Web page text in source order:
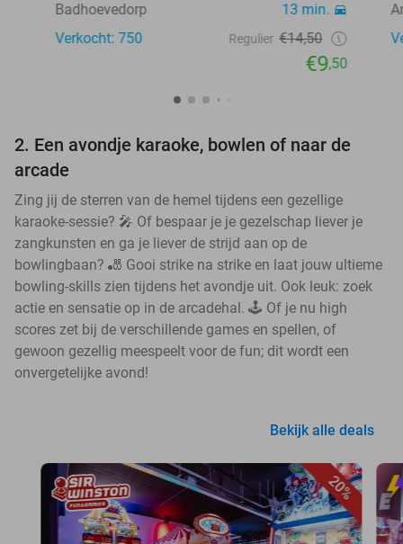
Badhoevedorp
13 min.
Verkocht: 750
Regulier €14,50
€9,50
2. Een avondje karaoke, bowlen of naar de
arcade
Zing jij de sterren van de hemel tijdens een gezellige
karaoke-sessie? 🎤 Of bespaar je je gezelschap liever je
zangkunsten en ga je liever de strijd aan op de
bowlingbaan? 🎳 Gooi strike na strike en laat jouw ultieme
bowling-skills zien tijdens het avondje uit. Ook leuk: zoek
actie en sensatie op in de arcadehal. 🕹️ Of je nu high
scores zet bij de verschillende games en spellen, of
gewoon gezellig meespeelt voor de fun; dit wordt een
onvergetelijke avond!
Bekijk alle deals
20%